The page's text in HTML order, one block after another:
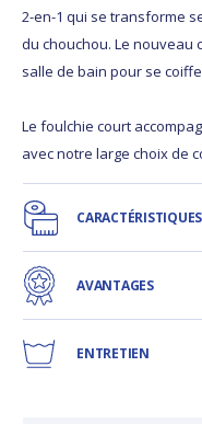
2-en-1 qui se transforme
du chouchou. Le nouveau
salle de bain pour se
Le foulchie court
avec notre large choix de
CARACTÉRISTIQUES
AVANTAGES
ENTRETIEN